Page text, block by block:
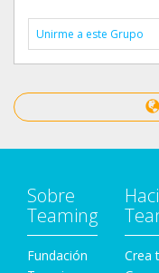
Unirme a este Grupo
Sobre
Teaming
Fundación
Crea